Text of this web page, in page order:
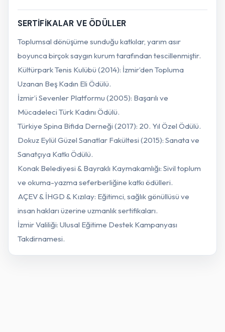
SERTİFİKALAR VE ÖDÜLLER
Toplumsal dönüşüme sunduğu katkılar, yarım asır
boyunca birçok saygın kurum tarafından tescillenmiştir.
Kültürpark Tenis Kulübü (2014): İzmir’den Topluma
Uzanan Beş Kadın Eli Ödülü.
İzmir’i Sevenler Platformu (2005): Başarılı ve
Mücadeleci Türk Kadını Ödülü.
Türkiye Spina Bifida Derneği (2017): 20. Yıl Özel Ödülü.
Dokuz Eylül Güzel Sanatlar Fakültesi (2015): Sanata ve
Sanatçıya Katkı Ödülü.
Konak Belediyesi & Bayraklı Kaymakamlığı: Sivil toplum
ve okuma-yazma seferberliğine katkı ödülleri.
AÇEV & İHGD & Kızılay: Eğitimci, sağlık gönüllüsü ve
insan hakları üzerine uzmanlık sertifikaları.
İzmir Valiliği: Ulusal Eğitime Destek Kampanyası
Takdirnamesi.